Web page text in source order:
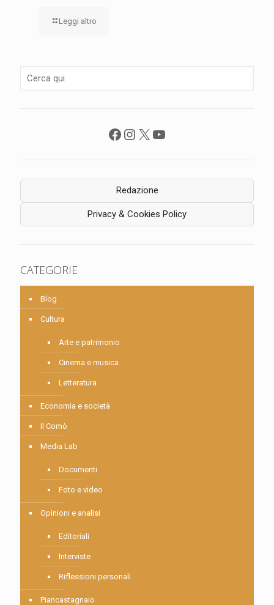
Leggi altro
Facebook
Instagram
X YouTube
Redazione
Privacy & Cookies Policy
CATEGORIE
Blog
Cultura
Arte e patrimonio
Cinema e musica
Letteratura
Economia e società
Il Comò
Media Lab
Documenti
Foto e video
Opinioni e analisi
Editoriali
Interviste
Riflessioni personali
Piancastagnaio